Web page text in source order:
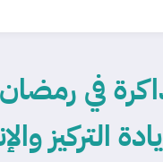
في
التركيز